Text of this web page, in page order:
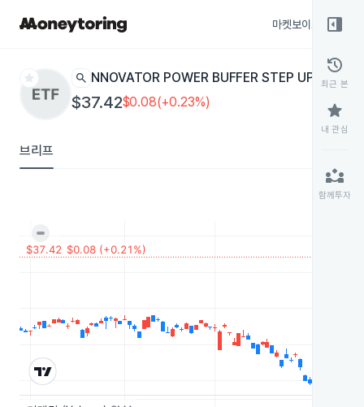
마켓보이스
star search INNOVATOR POWER BUFFER STEP UP
$37.42$0.08(+0.23%)
브리프
right_panel_open
history
최근 본
star
내 관심
partner_exchange
함께투자